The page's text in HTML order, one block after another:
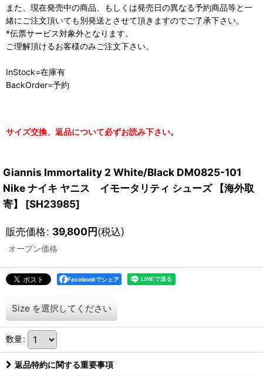
また、現在発売中の商品、もしくは発売日の異なる予約商品等と一
緒にご注文頂いても別発送とさせて頂きますのでご了承下さい。
*伝票サービス対象外となります。
ご理解頂けるお客様のみご注文下さい。
InStock=在庫有
BackOrder=予約
サイズ交換、返品について必ずお読み下さい。
Giannis Immortality 2 White/Black DM0825-101
Nike ナイキ ヤニス イモータリティ シューズ 【海外取
寄】
[SH23985]
販売価格: 39,800円(税込)
オープン価格
Facebookでシェア
Size を選択してください
数量:
返品特約に関する重要事項